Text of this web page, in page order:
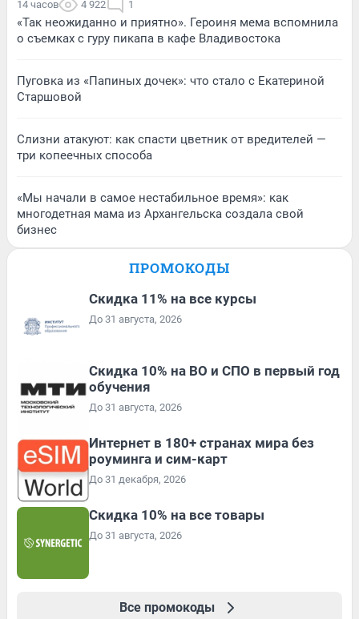
14 часов 4 922 1
«Так неожиданно и приятно». Героиня мема вспомнила
о съемках с гуру пикапа в кафе Владивостока
Пуговка из «Папиных дочек»: что стало с Екатериной
Старшовой
Слизни атакуют: как спасти цветник от вредителей —
три копеечных способа
«Мы начали в самое нестабильное время»: как
многодетная мама из Архангельска создала свой
бизнес
ПРОМОКОДЫ
Скидка 11% на все курсы
До 31 августа, 2026
Скидка 10% на ВО и СПО в первый год
обучения
До 31 августа, 2026
Интернет в 180+ странах мира без
роуминга и сим-карт
До 31 декабря, 2026
Скидка 10% на все товары
До 31 августа, 2026
Все промокоды